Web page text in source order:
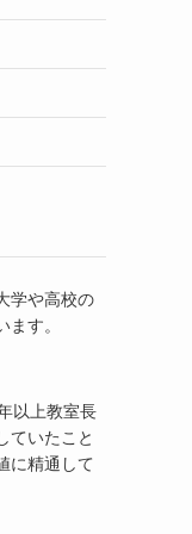
学や高校の
す。
以上教室長
ていたこと
に精通して